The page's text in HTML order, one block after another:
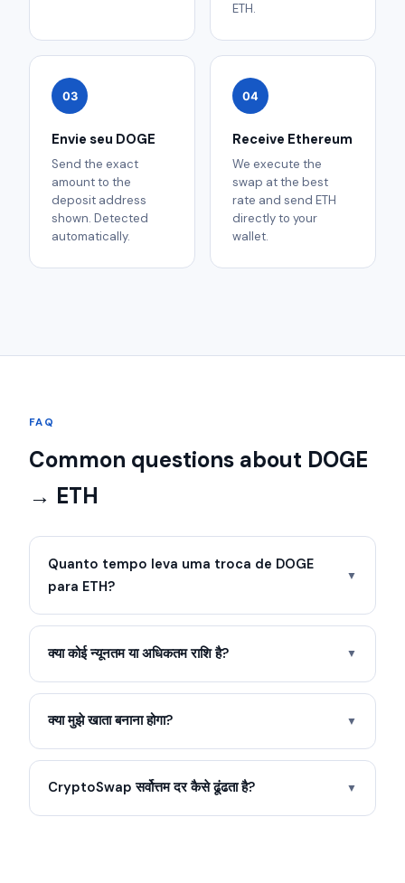
ETH.
03
Envie seu DOGE
Send the exact
amount to the
deposit address
shown. Detected
automatically.
04
Receive Ethereum
We execute the
swap at the best
rate and send ETH
directly to your
wallet.
FAQ
Common questions about DOGE
→ ETH
Quanto tempo leva uma troca de DOGE
para ETH?
▼
क्या कोई न्यूनतम या अधिकतम राशि है? ▼
क्या मुझे खाता बनाना होगा? ▼
CryptoSwap सर्वोत्तम दर कैसे ढूंढता है? ▼